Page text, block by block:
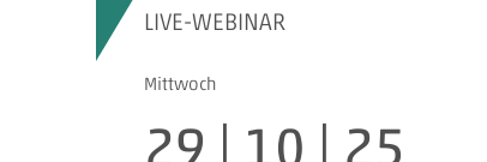
LIVE-WEBINAR
Mittwoch
29 | 10 | 25